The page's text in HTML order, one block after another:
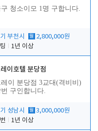
구 청소이모 1명 구합니다.
부천시 월 2,800,000원
1년 이상
이호텔 분당점
레이 분당점 3교대(격비비)
번 구인합니다.
성남시 월 3,000,000원
1년 이상